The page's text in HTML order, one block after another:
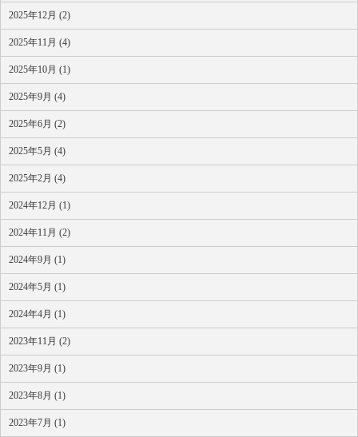
2025年12月 (2)
2025年11月 (4)
2025年10月 (1)
2025年9月 (4)
2025年6月 (2)
2025年5月 (4)
2025年2月 (4)
2024年12月 (1)
2024年11月 (2)
2024年9月 (1)
2024年5月 (1)
2024年4月 (1)
2023年11月 (2)
2023年9月 (1)
2023年8月 (1)
2023年7月 (1)